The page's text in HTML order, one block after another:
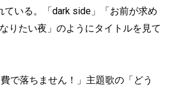
ている。「dark side」「お前が求め
りたい夜」のようにタイトルを見て
で落ちません！」主題歌の「どう